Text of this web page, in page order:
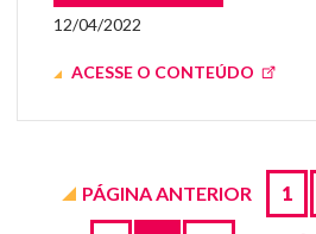
12/04/2022
ACESSE O CONTEÚDO
PÁGINA ANTERIOR 1